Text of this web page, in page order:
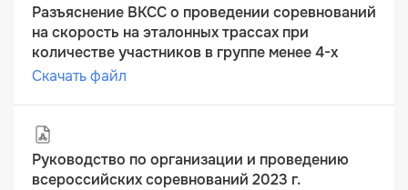
Разъяснение ВКСС о проведении соревнований
на скорость на эталонных трассах при
количестве участников в группе менее 4-х
Скачать файл
Руководство по организации и проведению
всероссийских соревнований 2023 г.